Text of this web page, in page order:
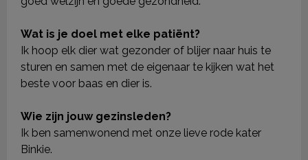
Wat is je doel met elke patiënt?
Ik hoop elk dier wat gezonder of blijer naar huis te
sturen en samen met de eigenaar te kijken wat het
beste voor baas en dier is.
Wie zijn jouw gezinsleden?
Ik ben samenwonend met onze lieve rode kater
Binkie.